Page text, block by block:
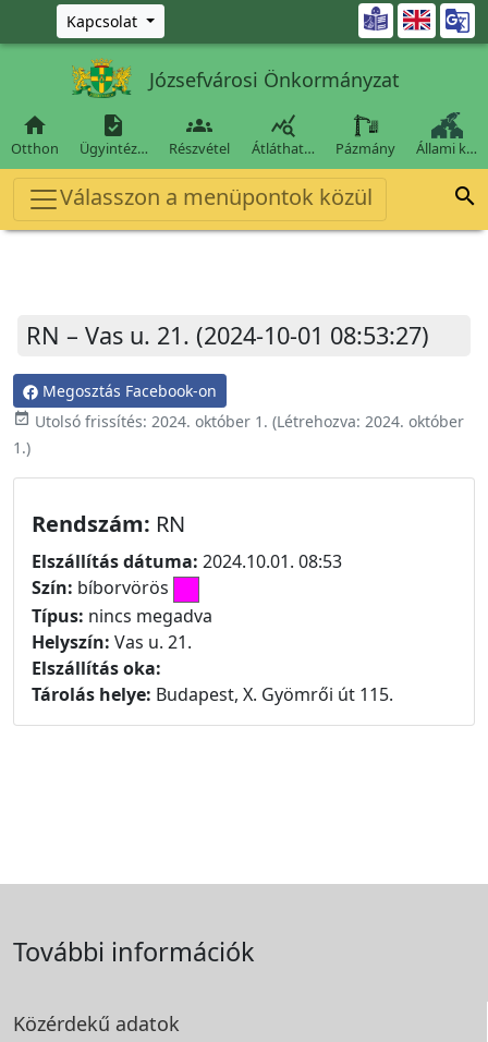
Ugrás a fő tartalomra
Kapcsolat 
Józsefvárosi Önkormányzat

Otthon

Ügyintéz…

Részvétel

Átláthat… Pázmány Állami k…
Válasszon a menüpontok közül 
RN – Vas u. 21. (2024-10-01 08:53:27)
Megosztás Facebook-on
event_available Utolsó frissítés: 2024. október 1. (Létrehozva: 2024. október
1.)
Rendszám: RN
Elszállítás dátuma: 2024.10.01. 08:53
Szín: bíborvörös
Típus: nincs megadva
Helyszín: Vas u. 21.
Elszállítás oka:
Tárolás helye: Budapest, X. Gyömrői út 115.
További információk
Közérdekű adatok